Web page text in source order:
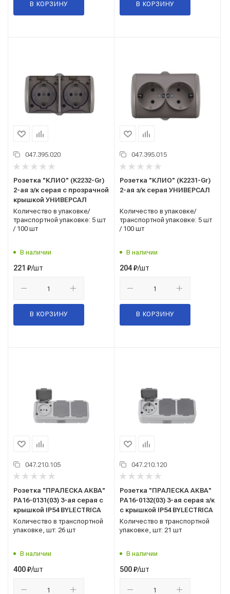
В КОРЗИНУ В КОРЗИНУ
047.395.020
Розетка "КЛИО" (K2232-Gr)
2-ая з/к серая с прозрачной
крышкой УНИВЕРСАЛ
Количество в упаковке/
транспортной упаковке: 5 шт
/ 100 шт
В наличии
221 ₽/шт
В КОРЗИНУ
047.395.015
Розетка "КЛИО" (K2231-Gr)
2-ая з/к серая УНИВЕРСАЛ
Количество в упаковке/
транспортной упаковке: 5 шт
/ 100 шт
В наличии
204₽/шт
В КОРЗИНУ
047.210.105
Розетка "ПРАЛЕСКА АКВА"
РА16-0131(03) 3-ая серая с
крышкой IP54 BYLECTRICA
Количество в транспортной
упаковке, шт: 26 шт
В наличии
400₽/шт
047.210.120
Розетка "ПРАЛЕСКА АКВА"
РА16-0132(03) 3-ая серая з/к
с крышкой IP54 BYLECTRICA
Количество в транспортной
упаковке, шт: 21 шт
В наличии
500₽/шт